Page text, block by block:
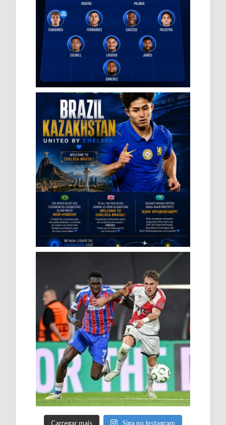
Carregar mais Siga no Instagram